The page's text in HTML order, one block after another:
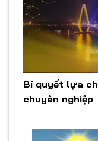
Bí quyết lựa
chuyên nghiệp